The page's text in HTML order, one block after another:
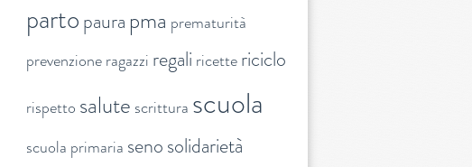
partopaura pma prematurità
prevenzioneragazzi regali ricettericiclo
rispetto salute scrittura scuola
scuola primaria senosolidarietà